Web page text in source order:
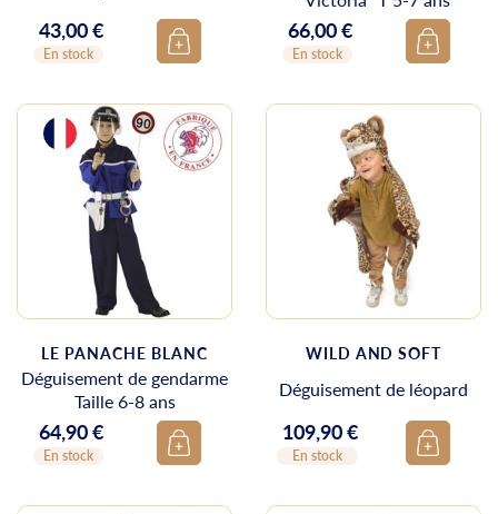
Prix
43,00 €
En stock
Prix
66,00 €
En stock
LE PANACHE BLANC
Déguisement de gendarme
Taille 6-8 ans
Prix
64,90 €
En stock
WILD AND SOFT
Déguisement de léopard
Prix
109,90 €
En stock